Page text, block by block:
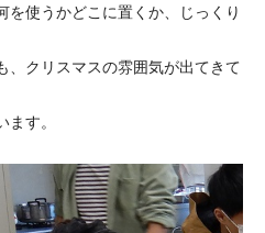
を使うかどこに置くか、じっくり
、クリスマスの雰囲気が出てきて
す。